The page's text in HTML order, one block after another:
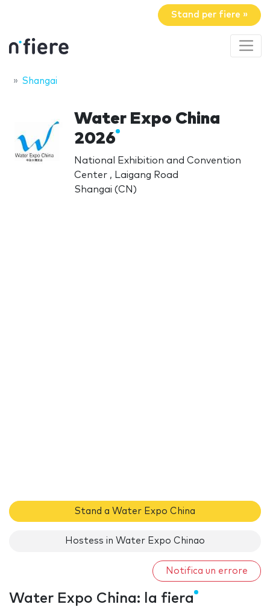
Stand per fiere »
Shangai
Water Expo China
2026
National Exhibition and Convention
Center , Laigang Road
Shangai (CN)
Stand a Water Expo China
Hostess in Water Expo Chinao
Notifica un errore
Water Expo China: la fiera